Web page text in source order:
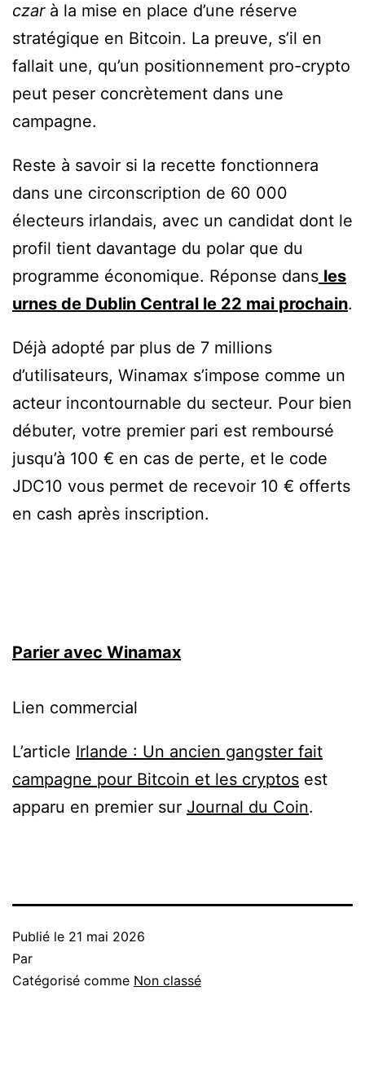
czarà la mise en place d’une réserve
stratégique en Bitcoin. La preuve, s’il en
fallait une, qu’un positionnement pro-crypto
peut peser concrètement dans une
campagne.
Reste à savoir si la recette fonctionnera
dans une circonscription de 60 000
électeurs irlandais, avec un candidat dont le
profil tient davantage du polar que du
programme économique. Réponse dans les
urnes de Dublin Central le 22 mai prochain.
Déjà adopté par plus de 7 millions
d’utilisateurs, Winamax s’impose comme un
acteur incontournable du secteur. Pour bien
débuter, votre premier pari est remboursé
jusqu’à 100 € en cas de perte, et le code
JDC10 vous permet de recevoir 10 € offerts
en cash après inscription.
Parier avec Winamax
Lien commercial
L’article Irlande : Un ancien gangster fait
campagne pour Bitcoin et les cryptos est
apparu en premier sur Journal du Coin.
Publié le 21 mai 2026
Par
Catégorisé comme Non classé